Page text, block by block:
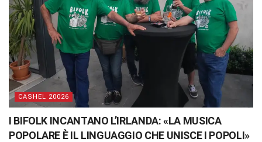
CASHEL 20026
I BIFOLK INCANTANO L’IRLANDA: «LA MUSICA
POPOLARE È IL LINGUAGGIO CHE UNISCE I POPOLI»